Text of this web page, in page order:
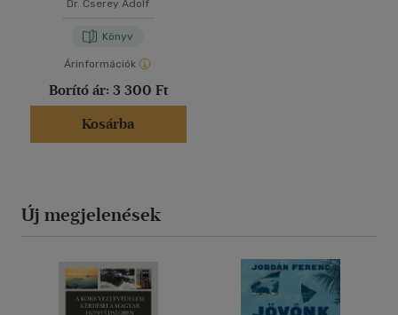
Dr. Cserey Adolf
Könyv
Árinformációk
Borító ár: 3 300 Ft
Kosárba
Új megjelenések